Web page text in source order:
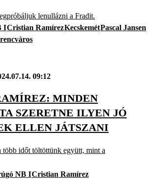
lenullázni a Fradit.
ICristian RamírezKecskemétPascal Jansen
09:12
MINDEN
SZERETNE ILYEN JÓ
ELLEN JÁTSZANI
több időt töltöttünk együtt, mint a
NB ICristian Ramírez